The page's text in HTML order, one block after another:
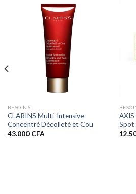
BESOINS
CLARINS Multi-Intensive
Concentré Décolleté et Cou
43.000 CFA
Spot